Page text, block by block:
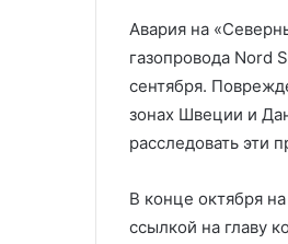
Авария на
газопровода Nord
сентября.
зонах Швеции и
расследовать эти
В конце октября
ссылкой на главу